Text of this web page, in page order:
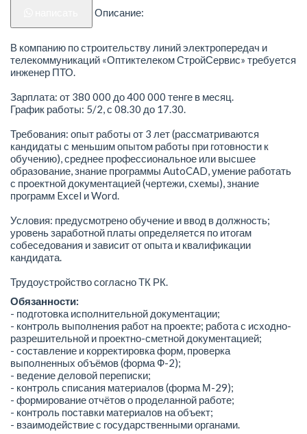
Описание:
В компанию по строительству линий электропередач и
телекоммуникаций «Оптиктелеком СтройСервис» требуется
инженер ПТО.
Зарплата: от 380 000 до 400 000 тенге в месяц.
График работы: 5/2, с 08.30 до 17.30.
Требования: опыт работы от 3 лет (рассматриваются
кандидаты с меньшим опытом работы при готовности к
обучению), среднее профессиональное или высшее
образование, знание программы AutoCAD, умение работать
с проектной документацией (чертежи, схемы), знание
программ Excel и Word.
Условия: предусмотрено обучение и ввод в должность;
уровень заработной платы определяется по итогам
собеседования и зависит от опыта и квалификации
кандидата.
Трудоустройство согласно ТК РК.
Обязанности:
- подготовка исполнительной документации;
- контроль выполнения работ на проекте; работа с исходно-
разрешительной и проектно-сметной документацией;
- составление и корректировка форм, проверка
выполненных объёмов (форма Ф-2);
- ведение деловой переписки;
- контроль списания материалов (форма М-29);
- формирование отчётов о проделанной работе;
- контроль поставки материалов на объект;
- взаимодействие с государственными органами.